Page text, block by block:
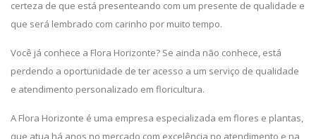
certeza de que está presenteando com um presente de qualidade e
que será lembrado com carinho por muito tempo.
Você já conhece a Flora Horizonte? Se ainda não conhece, está
perdendo a oportunidade de ter acesso a um serviço de qualidade
e atendimento personalizado em floricultura.
A Flora Horizonte é uma empresa especializada em flores e plantas,
que atua há anos no mercado com excelência no atendimento e na